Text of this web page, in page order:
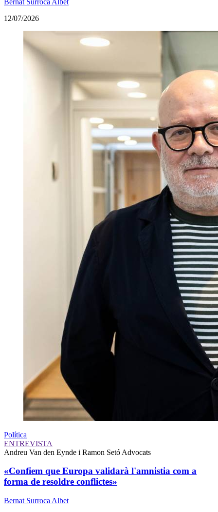
12/07/2026
Política
ENTREVISTA
Andreu Van den Eynde i Ramon Setó Advocats
«Confiem que Europa validarà l'amnistia com a
forma de resoldre conflictes»
Bernat Surroca Albet